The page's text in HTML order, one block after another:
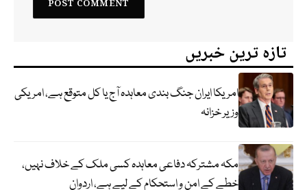
تازہ ترین خبریں
امریکا ایران جنگ بندی معاہدہ آج یا کل متوقع ہے، امریکی
وزیر خزانہ
مکہ مشترکہ دفاعی معاہدہ کسی ملک کے خلاف نہیں،
خطے کے امن و استحکام کے لیے ہے، اردوان